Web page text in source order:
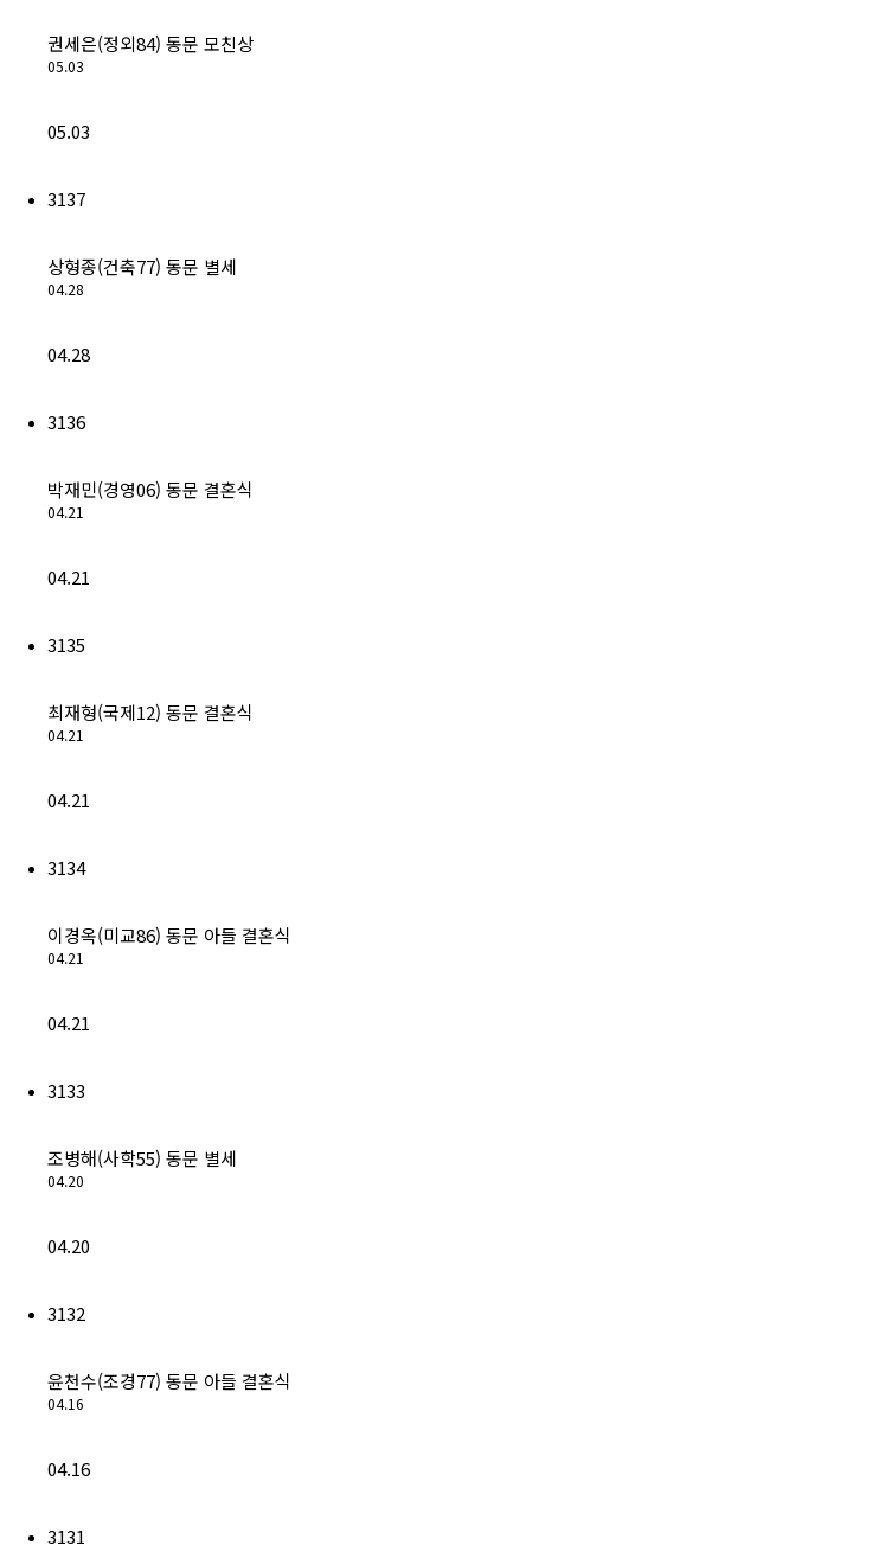
권세은(정외84) 동문 모친상
05.03
05.03
3137
상형종(건축77) 동문 별세
04.28
04.28
3136
박재민(경영06) 동문 결혼식
04.21
04.21
3135
최재형(국제12) 동문 결혼식
04.21
04.21
3134
이경옥(미교86) 동문 아들 결혼식
04.21
04.21
3133
조병해(사학55) 동문 별세
04.20
04.20
3132
윤천수(조경77) 동문 아들 결혼식
04.16
04.16
3131